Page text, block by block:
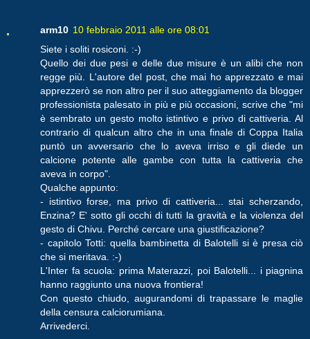
arm10 10 febbraio 2011 alle ore 08:01
Siete i soliti rosiconi. :-)
Quello dei due pesi e delle due misure è un alibi che non
regge più. L'autore del post, che mai ho apprezzato e mai
apprezzerò se non altro per il suo atteggiamento da blogger
professionista palesato in più e più occasioni, scrive che "mi
è sembrato un gesto molto istintivo e privo di cattiveria. Al
contrario di qualcun altro che in una finale di Coppa Italia
puntò un avversario che lo aveva irriso e gli diede un
calcione potente alle gambe con tutta la cattiveria che
aveva in corpo".
Qualche appunto:
- istintivo forse, ma privo di cattiveria... stai scherzando,
Enzina? E' sotto gli occhi di tutti la gravità e la violenza del
gesto di Chivu. Perché cercare una giustificazione?
- capitolo Totti: quella bambinetta di Balotelli si è presa ciò
che si meritava. :-)
L'Inter fa scuola: prima Materazzi, poi Balotelli... i piagnina
hanno raggiunto una nuova frontiera!
Con questo chiudo, augurandomi di trapassare le maglie
della censura calciorumiana.
Arrivederci.